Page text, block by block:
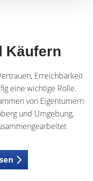
Käufern
Erreichbarkeit
eine wichtige Rolle.
von Eigentümern
und Umgebung,